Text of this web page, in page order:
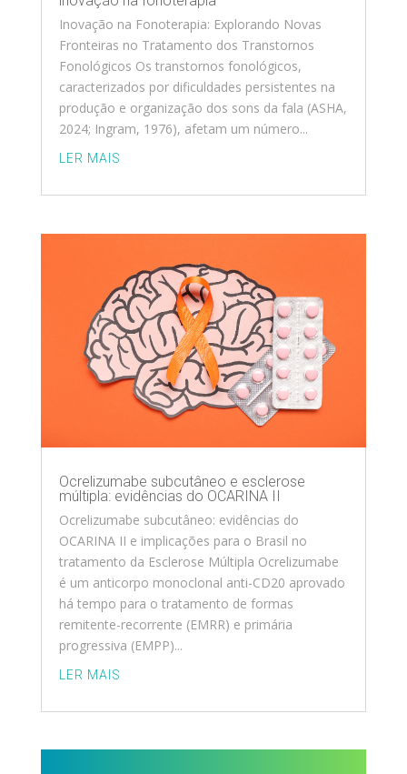
Inovação na Fonoterapia: Explorando Novas
Fronteiras no Tratamento dos Transtornos
Fonológicos Os transtornos fonológicos,
caracterizados por dificuldades persistentes na
produção e organização dos sons da fala (ASHA,
2024; Ingram, 1976), afetam um número...
LER MAIS
Ocrelizumabe subcutâneo e esclerose
múltipla: evidências do OCARINA II
Ocrelizumabe subcutâneo: evidências do
OCARINA II e implicações para o Brasil no
tratamento da Esclerose Múltipla Ocrelizumabe
é um anticorpo monoclonal anti-CD20 aprovado
há tempo para o tratamento de formas
remitente-recorrente (EMRR) e primária
progressiva (EMPP)...
LER MAIS